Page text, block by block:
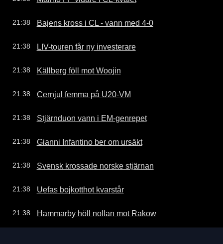
21:38 Bajens kross i CL - vann med 4-0
21:38 LIV-touren får ny investerare
21:38 Källberg föll mot Woojin
21:38 Cernjul femma på U20-VM
21:38 Stjärnduon vann i EM-genrepet
21:38 Gianni Infantino ber om ursäkt
21:38 Svensk krossade norske stjärnan
21:38 Uefas bojkotthot kvarstår
21:38 Hammarby höll nollan mot Rakow